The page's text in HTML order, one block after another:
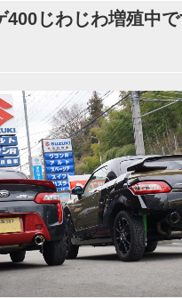
400じわじわ増殖中